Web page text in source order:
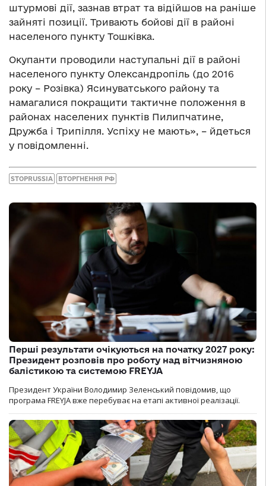
штурмові дії, зазнав втрат та відійшов на раніше
зайняті позиції. Тривають бойові дії в районі
населеного пункту Тошківка.
Окупанти проводили наступальні дії в районі
населеного пункту Олександропіль (до 2016
року – Розівка) Ясинуватського району та
намагалися покращити тактичне положення в
районах населених пунктів Пилипчатине,
Дружба і Трипілля. Успіху не мають», – йдеться
у повідомленні.
STOPRUSSIA ВТОРГНЕННЯ РФ
Перші результати очікуються на початку 2027 року:
Президент розповів про роботу над вітчизняною
балістикою та системою FREYJA
Президент України Володимир Зеленський повідомив, що
програма FREYJA вже перебуває на етапі активної реалізації.